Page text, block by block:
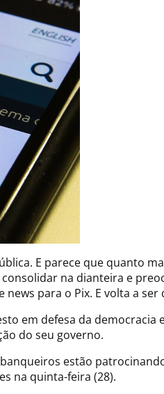
E parece que quanto
na dianteira e
para o Pix. E volta a ser
em defesa da
do seu governo.
estão
na quinta-feira (28).